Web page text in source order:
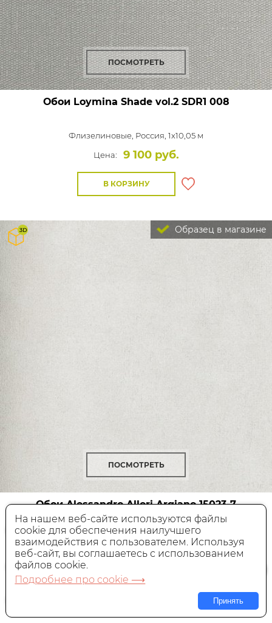
ПОСМОТРЕТЬ
Обои Loymina Shade vol.2SDR1 008
Флизелиновые, Россия, 1x10,05 м
Цена:
9 100 руб.
В КОРЗИНУ
Образец в магазине
ПОСМОТРЕТЬ
Обои Alessandro Allori Argiano15023-7
Виниловые, Южная Корея, 1,06x10,05 м
Цена:
4 800 руб.
В КОРЗИНУ
На нашем веб-сайте используются файлы
cookie для обеспечения наилучшего
взаимодействия с пользователем. Используя
веб-сайт, вы соглашаетесь с использованием
файлов cookie.
Подробнее про cookie ⟶
Принять